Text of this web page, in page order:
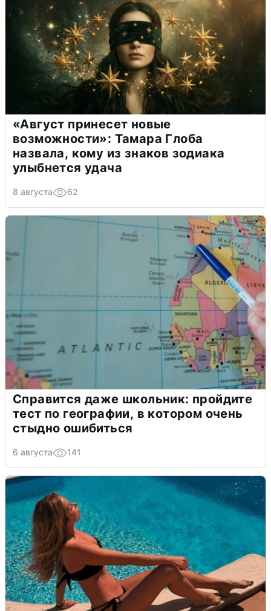
«Август принесет новые
возможности»: Тамара Глоба
назвала, кому из знаков зодиака
улыбнется удача
8 августа 62
Справится даже школьник: пройдите
тест по географии, в котором очень
стыдно ошибиться
6 августа 141